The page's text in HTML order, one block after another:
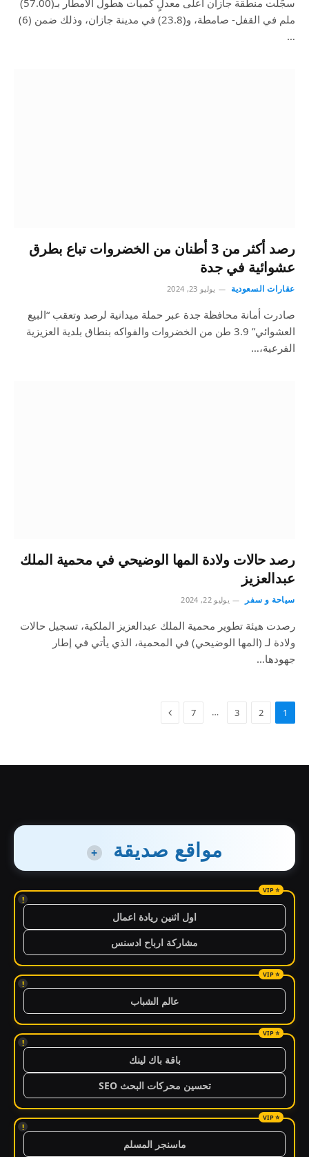
سجّلت منطقة جازان أعلى معدلٍ كميات هطول الأمطار بـ(57.00)
ملم في القفل- صامطة، و(23.8) في مدينة جازان، وذلك ضمن (6)
…
رصد أكثر من 3 أطنان من الخضروات تباع بطرق
عشوائية في جدة
عقارات السعودية يوليو 23, 2024
صادرت أمانة محافظة جدة عبر حملة ميدانية لرصد وتعقب “البيع
العشوائي” 3.9 طن من الخضروات والفواكه بنطاق بلدية العزيزية
الفرعية،…
رصد حالات ولادة المها الوضيحي في محمية الملك
عبدالعزيز
سياحة و سفر يوليو 22, 2024
رصدت هيئة تطوير محمية الملك عبدالعزيز الملكية، تسجيل حالات
ولادة لـ (المها الوضيحي) في المحمية، الذي يأتي في إطار
جهودها…
1
2
3
…
7
مواقع صديقة +
!
اول اثنين ريادة اعمال
مشاركة ارباح ادسنس
!
عالم الشباب
!
باقة باك لينك
تحسين محركات البحث SEO
!
ماسنجر المسلم